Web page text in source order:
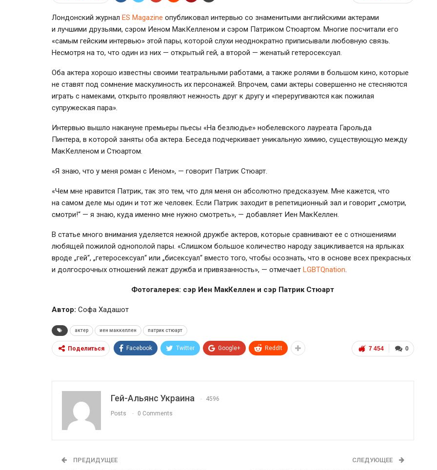
Лондонский журнал ES Magazine опубликовал интервью со знаменитыми английскими актерами
и лучшими друзьями, сэром Иеном МакКелленом и сэром Патриком Стюартом. Многие посчитали его
«самым гейским интервью» этой пары, которой слухи неоднократно приписывали любовную связь.
Несмотря на то, что один из них — открытый гей, а второй — женатый гетеросексуал.
Оба актера хорошо известны своими театральными работами, а также ролями в большом кино, которые
не ставят под сомнение маскулиность их персонажей. Впрочем, сами актеры совершенно не стесняются
играть с намеками, открыто проявляют нежность друг к другу и «переругиваются как пожилая
супружеская пара».
Интервью вышло накануне премьеры пьесы «На безлюдье» нобелевского лауреата Гарольда
Пинтера, в которой заняты оба актера . Беседа подчеркивает уникальную химию, существующую между
МакКелленом и Стюартом.
«Я знаю, что у меня роман с Иеном», — говорит Патрик Стюарт.
«Чем мне нравится Патрик, так это тем, что для меня он абсолютно предсказуем. Мне кажется, что
на самом деле мы один и тот же человек. Если Патрик заходит в репетиционный зал и говорит „смотри,
смотри!“ — я знаю, куда именно мне нужно смотреть», — добавляет Иен МакКеллен.
В статье много внимания уделяется нежной дружбе актеров, которые сравнивают ее с отношениями
любящей пожилой однополой пары. «Слишком большое количество народу зацикливается на ярлыках
вроде „гей“, „гетеросексуал“ или „бисексуал“ вместо того, чтобы осознать, что в основе всех прекрасных
и долгосрочных отношений лежат дружба и привязанность», — отмечает LGBTQnation
Фотогалерея: сэр Иен МакКеллен и сэр Патрик Стюарт
Автор: Софа Хадашот
актер иен маккеллен патрик стюарт
0
7 454
Поделиться Facebook Twitter Google+ ReddIt
Гей-Альянс Украина 4596
Posts 0 Comments
ПРЕДИДУЩЕЕ СЛЕДУЮЩЕЕ